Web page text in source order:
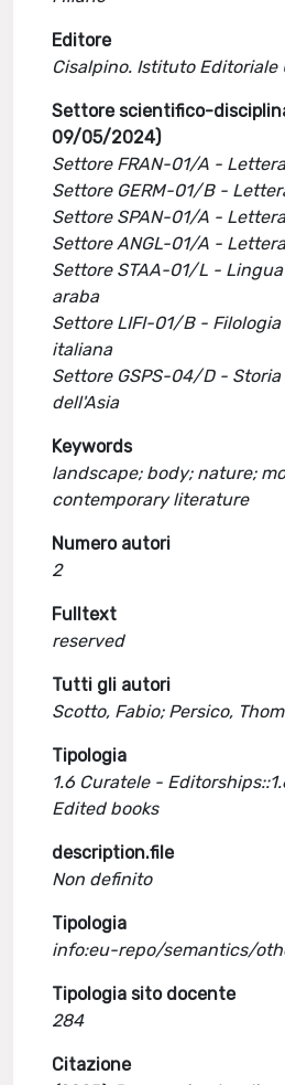
Editore
Cisalpino. Istituto Editoriale
Settore scientifico-
09/05/2024)
Settore FRAN-01/A -
Settore GERM-01/B -
Settore SPAN-01/A -
Settore ANGL-01/A -
Settore STAA-01/L -
araba
Settore LIFI-01/B -
italiana
Settore GSPS-04/D -
dell'Asia
Keywords
landscape; body; nature;
contemporary literature
Numero autori
2
Fulltext
reserved
Tutti gli autori
Scotto, Fabio; Persico,
Tipologia
1.6 Curatele -
Edited books
description.file
Non definito
Tipologia
info:eu-repo/semantics/
Tipologia sito docente
284
Citazione